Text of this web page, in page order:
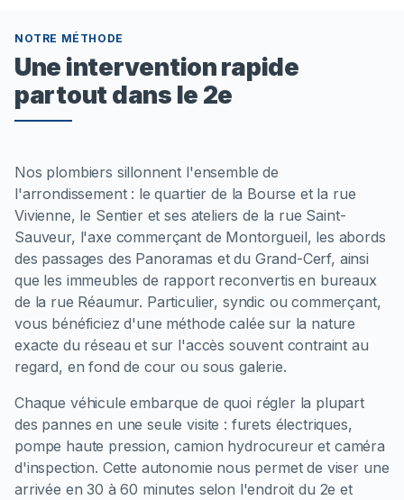
NOTRE MÉTHODE
Une intervention rapide
partout dans le 2e
Nos plombiers sillonnent l'ensemble de
l'arrondissement : le quartier de la Bourse et la rue
Vivienne, le Sentier et ses ateliers de la rue Saint-
Sauveur, l'axe commerçant de Montorgueil, les abords
des passages des Panoramas et du Grand-Cerf, ainsi
que les immeubles de rapport reconvertis en bureaux
de la rue Réaumur. Particulier, syndic ou commerçant,
vous bénéficiez d'une méthode calée sur la nature
exacte du réseau et sur l'accès souvent contraint au
regard, en fond de cour ou sous galerie.
Chaque véhicule embarque de quoi régler la plupart
des pannes en une seule visite : furets électriques,
pompe haute pression, camion hydrocureur et caméra
d'inspection. Cette autonomie nous permet de viser une
arrivée en 30 à 60 minutes selon l'endroit du 2e et